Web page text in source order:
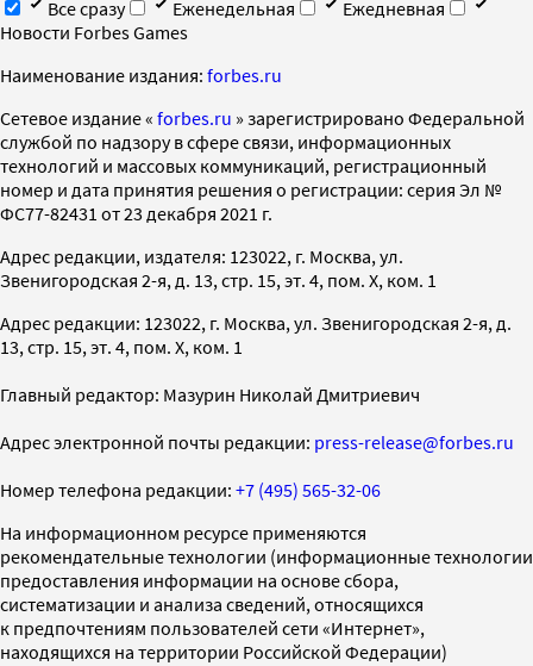
Все сразу Еженедельная
Ежедневная
Новости Forbes Games
Наименование издания: forbes.ru
Cетевое издание « forbes.ru » зарегистрировано Федеральной
службой по надзору в сфере связи, информационных
технологий и массовых коммуникаций, регистрационный
номер и дата принятия решения о регистрации: серия Эл №
ФС77-82431 от 23 декабря 2021 г.
Адрес редакции, издателя: 123022, г. Москва, ул.
Звенигородская 2-я, д. 13, стр. 15, эт. 4, пом. X, ком. 1
Адрес редакции: 123022, г. Москва, ул. Звенигородская 2-я, д.
13, стр. 15, эт. 4, пом. X, ком. 1
Главный редактор: Мазурин Николай Дмитриевич
Адрес электронной почты редакции: press-release@forbes.ru
Номер телефона редакции: +7 (495) 565-32-06
На информационном ресурсе применяются
рекомендательные технологии (информационные технологии
предоставления информации на основе сбора,
систематизации и анализа сведений, относящихся
к предпочтениям пользователей сети «Интернет»,
находящихся на территории Российской Федерации)